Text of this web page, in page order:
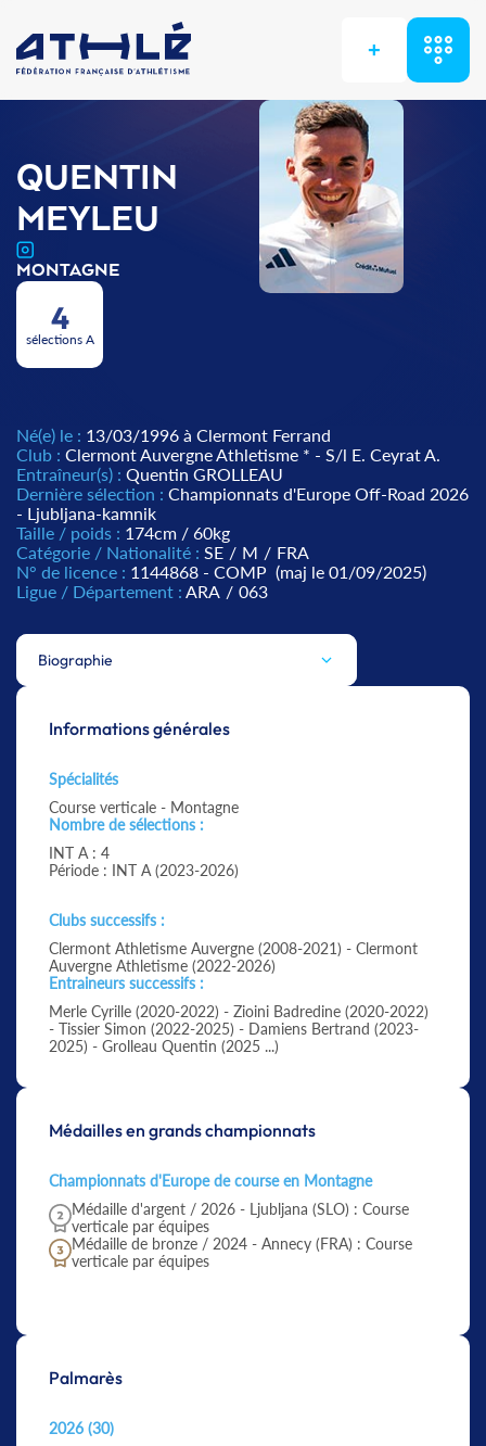
+
QUENTIN
MEYLEU
MONTAGNE
4
sélections A
Né(e) le : 13/03/1996 à Clermont Ferrand
Club : Clermont Auvergne Athletisme * - S/l E. Ceyrat A.
Entraîneur(s) : Quentin GROLLEAU
Dernière sélection : Championnats d'Europe Off-Road 2026
- Ljubljana-kamnik
Taille / poids : 174cm / 60kg
Catégorie / Nationalité : SE / M / FRA
N° de licence : 1144868 - COMP (maj le 01/09/2025)
Ligue / Département : ARA / 063
Biographie
Informations générales
Spécialités
Course verticale - Montagne
Nombre de sélections :
INT A : 4
Période : INT A (2023-2026)
Clubs successifs :
Clermont Athletisme Auvergne (2008-2021) - Clermont
Auvergne Athletisme (2022-2026)
Entraineurs successifs :
Merle Cyrille (2020-2022) - Zioini Badredine (2020-2022)
- Tissier Simon (2022-2025) - Damiens Bertrand (2023-
2025) - Grolleau Quentin (2025 ...)
Médailles en grands championnats
Championnats d'Europe de course en Montagne
Médaille d'argent / 2026 - Ljubljana (SLO) : Course
verticale par équipes
Médaille de bronze / 2024 - Annecy (FRA) : Course
verticale par équipes
Palmarès
2026 (30)